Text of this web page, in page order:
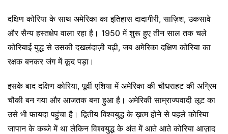
दक्षिण कोरिया के साथ अमेरिका का इतिहास दादागीरी, साज़िश, उकसावे
और सैन्य हस्तक्षेप वाला रहा है। 1950 में शुरू हुए तीन साल तक चले
कोरियाई युद्ध से उसकी दखलंदाज़ी बढ़ी, जब अमेरिका दक्षिण कोरिया का
रक्षक बनकर जंग में कूद पड़ा।
इसके बाद दक्षिण कोरिया, पूर्वी एशिया में अमेरिका की चौधराहट की अग्रिम
चौकी बन गया और आजतक बना हुआ है। अमेरिकी साम्राज्यवादी लूट का
उसे भी फायदा पहुंचा है। द्वितीय विश्वयुद्ध के ख़त्म होने से पहले कोरिया
जापान के कब्जे में था लेकिन विश्वयुद्ध के अंत में आते आते कोरिया आज़ाद